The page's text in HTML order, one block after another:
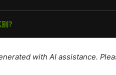
with AI assistance.